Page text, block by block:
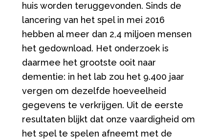
huis worden teruggevonden. Sinds de
lancering van het spel in mei 2016
hebben al meer dan 2,4 miljoen mensen
het gedownload. Het onderzoek is
daarmee het grootste ooit naar
dementie: in het lab zou het 9.400 jaar
vergen om dezelfde hoeveelheid
gegevens te verkrijgen. Uit de eerste
resultaten blijkt dat onze vaardigheid om
het spel te spelen afneemt met de